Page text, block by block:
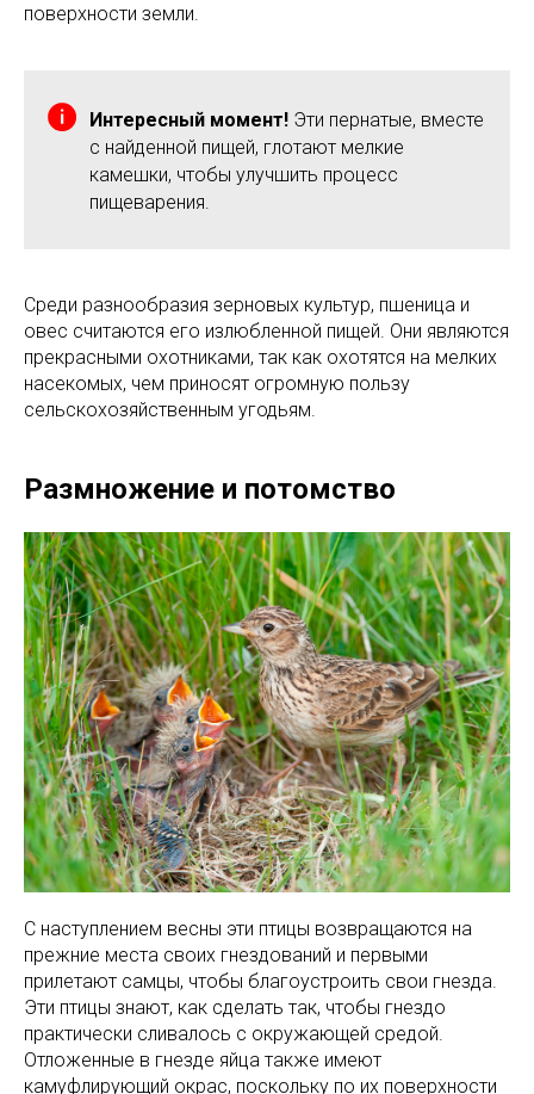
поверхности земли.
Интересный момент! Эти пернатые, вместе
с найденной пищей, глотают мелкие
камешки, чтобы улучшить процесс
пищеварения.
Среди разнообразия зерновых культур, пшеница и
овес считаются его излюбленной пищей. Они являются
прекрасными охотниками, так как охотятся на мелких
насекомых, чем приносят огромную пользу
сельскохозяйственным угодьям.
Размножение и потомство
С наступлением весны эти птицы возвращаются на
прежние места своих гнездований и первыми
прилетают самцы, чтобы благоустроить свои гнезда.
Эти птицы знают, как сделать так, чтобы гнездо
практически сливалось с окружающей средой.
Отложенные в гнезде яйца также имеют
камуфлирующий окрас, поскольку по их поверхности